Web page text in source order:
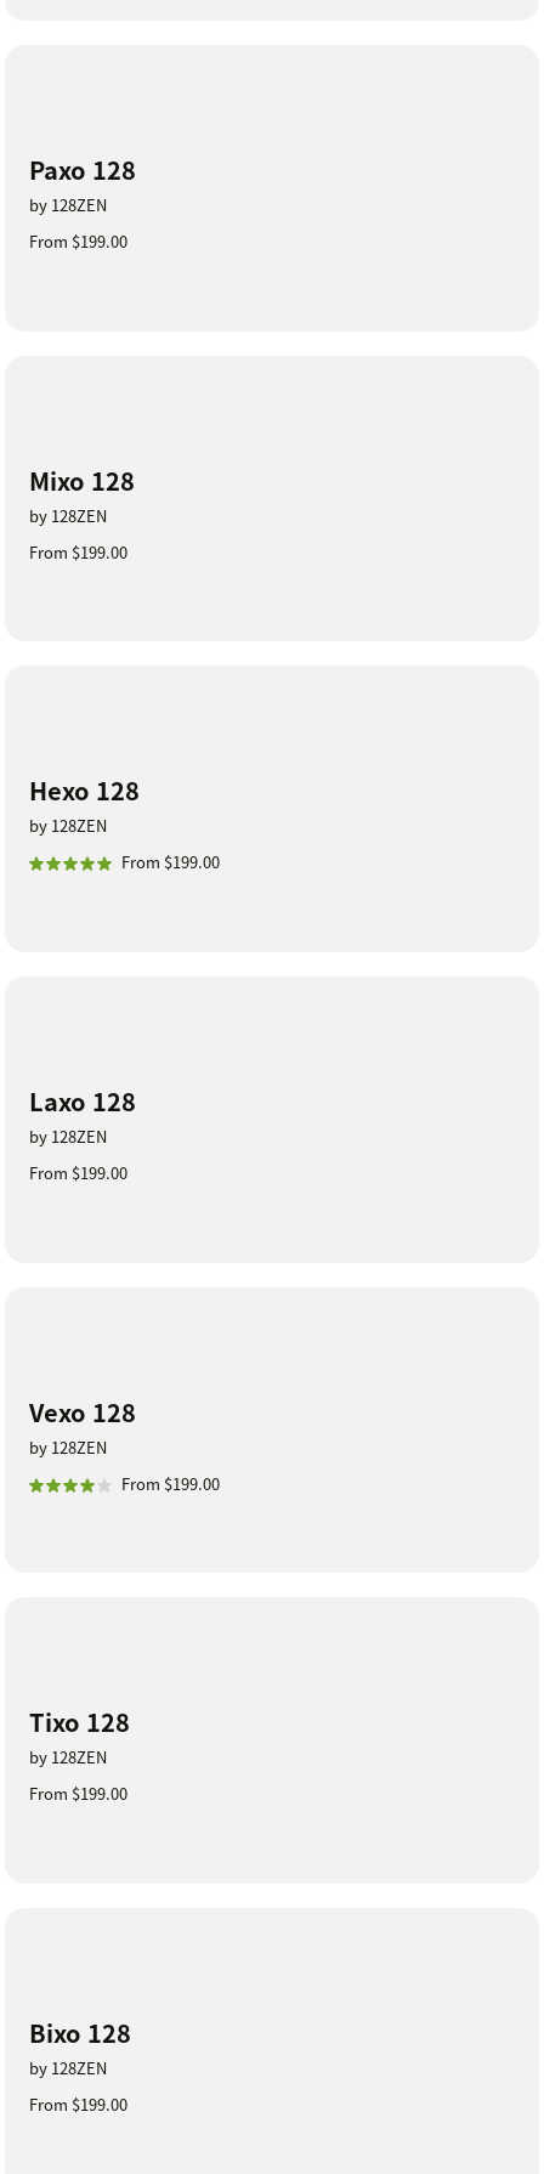
Paxo 128
by 128ZEN
From $199.00
Mixo 128
by 128ZEN
From $199.00
Hexo 128
by 128ZEN
From $199.00
Laxo 128
by 128ZEN
From $199.00
Vexo 128
by 128ZEN
From $199.00
Tixo 128
by 128ZEN
From $199.00
Bixo 128
by 128ZEN
From $199.00